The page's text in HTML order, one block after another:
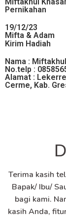
Pernikahan
19/12/23
Mifta & Adam
Kirim Hadiah
Nama :
No.telp :
Alamat :
Cerme, Kab.
Terima kasih
Bapak/ Ibu/
bagi kami.
kasih Anda,